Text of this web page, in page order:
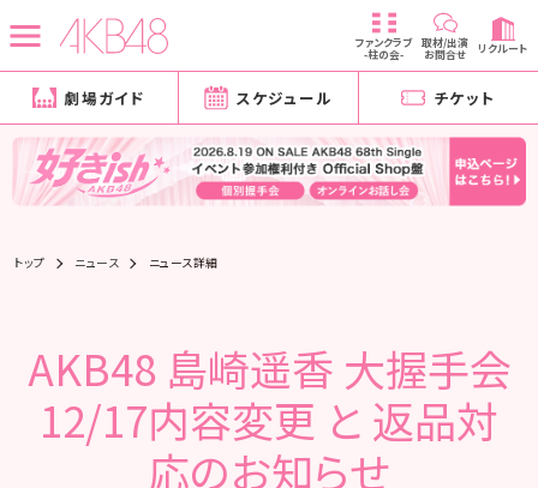
ファンクラブ
-柱の会-
取材/出演
お問合せ リクルート
劇場ガイド スケジュール チケット
トップ ニュース ニュース詳細
AKB48 島崎遥香 大握手会
12/17内容変更 と 返品対
応のお知らせ